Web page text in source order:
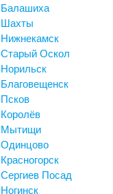
Балашиха
Шахты
Нижнекамск
Старый Оскол
Норильск
Благовещенск
Псков
Королёв
Мытищи
Одинцово
Красногорск
Сергиев Посад
Ногинск